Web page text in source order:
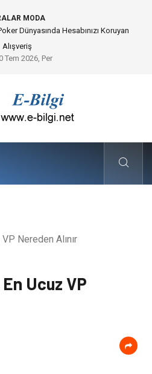
MODA
Peyzaj Mimarisindeki Hayati Rolü
Tem 2026, Per
Nereden Alınır
Ucuz VP